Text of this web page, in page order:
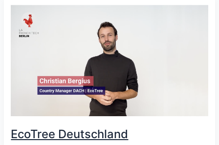
EcoTree Deutschland